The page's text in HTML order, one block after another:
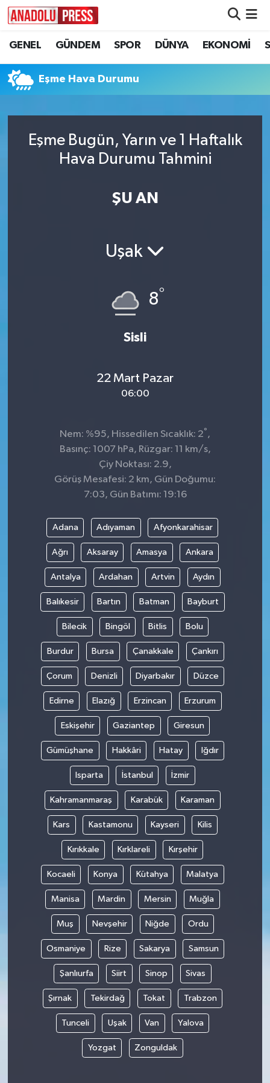
GENEL GÜNDEM SPOR DÜNYA EKONOMİ
Eşme Hava Durumu
Eşme Bugün, Yarın ve 1 Haftalık
Hava Durumu Tahmini
ŞU AN
Uşak
8°
Sisli
22 Mart Pazar
06:00
Nem: %95, Hissedilen Sıcaklık: 2° ,
Basınç: 1007 hPa, Rüzgar: 11 km/s,
Çiy Noktası: 2.9,
Görüş Mesafesi: 2 km, Gün Doğumu:
7:03, Gün Batımı: 19:16
Adana Adıyaman Afyonkarahisar
Ağrı Aksaray Amasya Ankara
Antalya Ardahan Artvin Aydın
Balıkesir Bartın Batman Bayburt
Bilecik Bingöl Bitlis Bolu
Burdur Bursa Çanakkale Çankırı
Çorum Denizli Diyarbakır Düzce
Edirne Elazığ Erzincan Erzurum
Eskişehir Gaziantep Giresun
Gümüşhane Hakkâri Hatay Iğdır
Isparta İstanbul İzmir
Kahramanmaraş Karabük Karaman
Kars Kastamonu Kayseri Kilis
Kırıkkale Kırklareli Kırşehir
Kocaeli Konya Kütahya Malatya
Manisa Mardin Mersin Muğla
Muş Nevşehir Niğde Ordu
Osmaniye Rize Sakarya Samsun
Şanlıurfa Siirt Sinop Sivas
Şırnak Tekirdağ Tokat Trabzon
Tunceli Uşak Van Yalova
Yozgat Zonguldak
Nöbetçi Eczaneler
Hava Durumu
Trafik Durumu